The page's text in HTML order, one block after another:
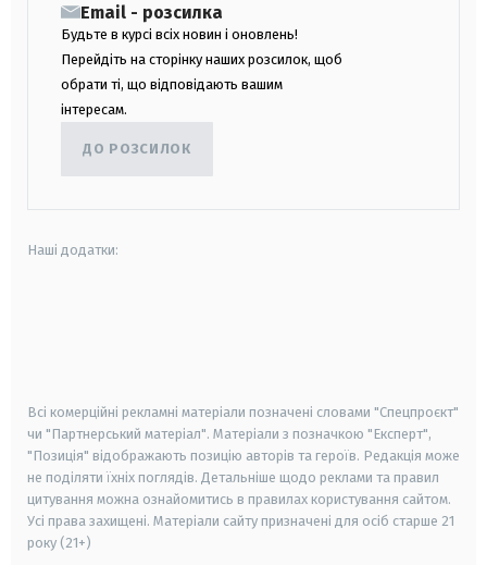
Email - розсилка
Будьте в курсі всіх новин і оновлень!
Перейдіть на сторінку наших розсилок, щоб
обрати ті, що відповідають вашим
інтересам.
ДО РОЗСИЛОК
Наші додатки:
Всі комерційні рекламні матеріали позначені словами "Спецпроєкт"
чи "Партнерський матеріал". Матеріали з позначкою "Експерт",
"Позиція" відображають позицію авторів та героїв. Редакція може
не поділяти їхніх поглядів. Детальніше щодо реклами та правил
цитування можна ознайомитись в правилах користування сайтом.
Усі права захищені. Матеріали сайту призначені для осіб старше 21
року (21+)